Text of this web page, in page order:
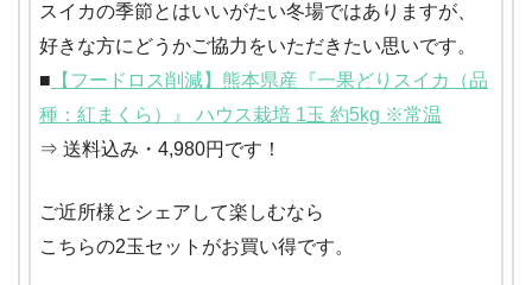
スイカの季節とはいいがたい冬場ではありますが、
好きな方にどうかご協力をいただきたい思いです。
■ 【フードロス削減】熊本県産『一果どりスイカ（品
種：紅まくら）』 ハウス栽培 1玉 約5kg ※常温
⇒ 送料込み・4,980円です！
ご近所様とシェアして楽しむなら
こちらの2玉セットがお買い得です。